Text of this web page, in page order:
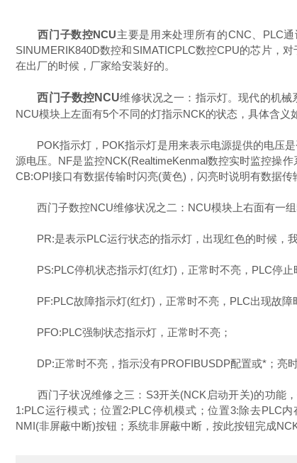
西门子数控NCU主要是用来处理所有的CNC、PLC
SINUMERIK840D数控和SIMATICPLC数控CPU的芯片，
在出厂的时候，厂家给安装好的。
西门子数控NCU维修状况之一：指示灯。现代的机械
NCU模块上左面有5个不同的灯指示NCK的状态，具体含义
POK指示灯，POK指示灯是用来表示电源提供的电压是
源电压。NF是监控NCK(RealtimeKenmal数控实时监控操
CB:OPI接口有数据传输时闪亮(黄色)，闪亮时说明有数据
西门子数控NCU维修状况之二：NCU模块上右面有一组
PR:是表示PLC运行状态的指示灯，出现红色的时候，我
PS:PLC停机状态指示灯(红灯)，正常时不亮，PLC停止
PF:PLC故障指示灯(红灯)，正常时不亮，PLC出现故障
PFO:PLC强制状态指示灯，正常时不亮；
DP:正常时不亮，指示没有PROFIBUSDP配置或*；亮时
西门子状况维修之三：S3开关(NCK启动开关)的功能，
1:PLC运行模式；位置2:PLC停机模式；位置3:除去PLC
NMI(非屏蔽中断)按钮；系统非屏蔽中断，按此按钮完成